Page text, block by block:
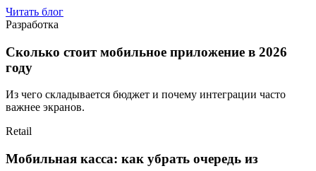
Читать блог
Разработка
Сколько стоит мобильное приложение в 2026
году
Из чего складывается бюджет и почему интеграции часто
важнее экранов.
Retail
Мобильная касса: как убрать очередь из